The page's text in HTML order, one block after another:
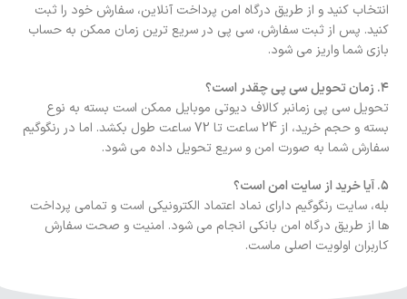
انتخاب کنید و از طریق درگاه امن پرداخت آنلاین، سفارش خود را ثبت
کنید. پس از ثبت سفارش، سی پی در سریع ترین زمان ممکن به حساب
بازی شما واریز می شود.
۴. زمان تحویل سی پی چقدر است؟
تحویل سی پی زمانبر کالاف دیوتی موبایل ممکن است بسته به نوع
بسته و حجم خرید، از 24 ساعت تا 72 ساعت طول بکشد. اما در رنگوگیم
سفارش شما به صورت امن و سریع تحویل داده می شود.
۵. آیا خرید از سایت امن است؟
بله، سایت رنگوگیم دارای نماد اعتماد الکترونیکی است و تمامی پرداخت
ها از طریق درگاه امن بانکی انجام می شود. امنیت و صحت سفارش
کاربران اولویت اصلی ماست.